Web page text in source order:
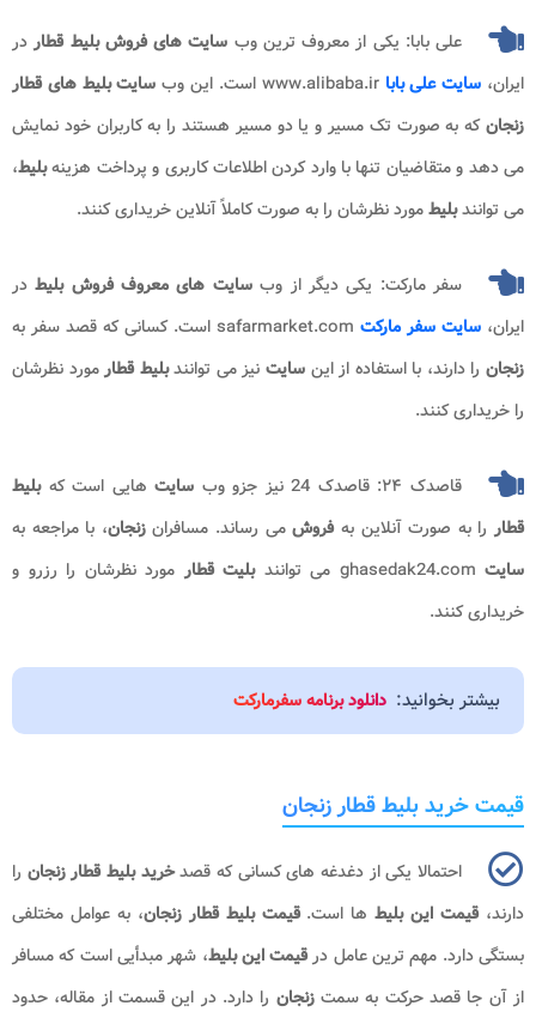
علی بابا: یکی از معروف ترین وب سایت های فروش بلیط قطاردر
ایران، سایت علی بابا www.alibaba.ir است. این وبسایت بلیط های قطار
زنجانکه به صورت تک مسیر و یا دو مسیر هستند را به کاربران خود نمایش
می دهد و متقاضیان تنها با وارد کردن اطلاعات کاربری و پرداخت هزینهبلیط،
می توانندبلیطمورد نظرشان را به صورت کاملاً آنلاین خریداری کنند.
سفر مارکت: یکی دیگر از وبسایت های معروف فروش بلیط در
ایران، سایت سفر مارکت safarmarket.com است. کسانی که قصد سفر به
زنجان را دارند، با استفاده از این سایت نیز می توانندبلیط قطارمورد نظرشان
را خریداری کنند.
قاصدک ۲۴: قاصدک 24 نیز جزو وب سایت هایی است کهبلیط
قطار را به صورت آنلاین بهفروشمی رساند. مسافرانزنجان، با مراجعه به
سایت ghasedak24.com می توانندبلیت قطار مورد نظرشان را رزرو و
خریداری کنند.
بیشتر بخوانید: دانلود برنامه سفرمارکت
قیمت خرید بلیط قطار زنجان
احتمالا یکی از دغدغه های کسانی که قصدخرید بلیط قطار زنجان را
دارند،قیمت این بلیط ها است. قیمت بلیط قطار زنجان، به عوامل مختلفی
بستگی دارد. مهم ترین عامل درقیمت این بلیط، شهر مبدأیی است که مسافر
از آن جا قصد حرکت به سمتزنجان را دارد. در این قسمت از مقاله، حدود